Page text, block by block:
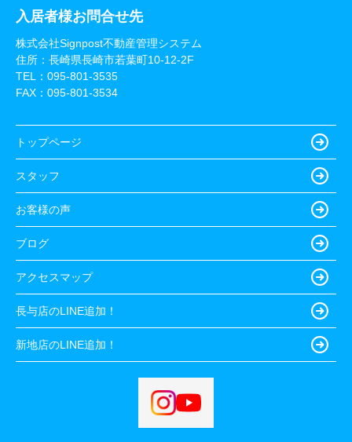
入居者様お問合せ先
株式会社Signpost不動産管理システム
住所：長崎県長崎市若葉町10-12-2F
TEL： 095-801-3535
FAX：095-801-3534
トップページ
スタッフ
お客様の声
ブログ
アクセスマップ
長与店のLINE追加！
新地店のLINE追加！